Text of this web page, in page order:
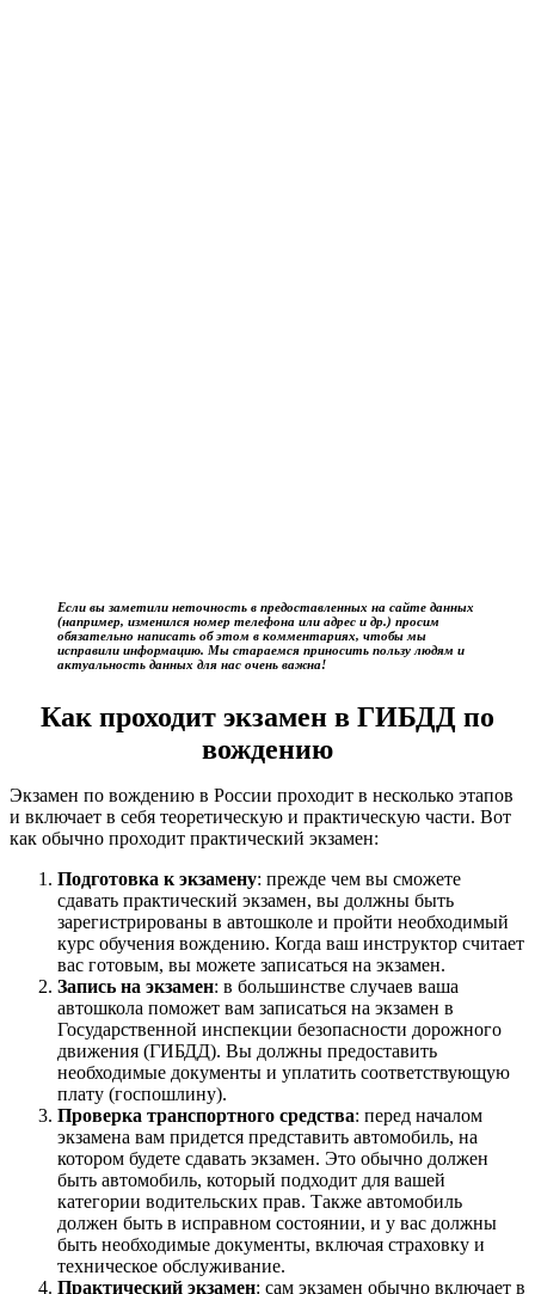
Если вы заметили неточность в предоставленных на сайте данных
(например, изменился номер телефона или адрес и др.) просим
обязательно написать об этом в комментариях, чтобы мы
исправили информацию. Мы стараемся приносить пользу людям и
актуальность данных для нас очень важна!
Как проходит экзамен в ГИБДД по
вождению
Экзамен по вождению в России проходит в несколько этапов
и включает в себя теоретическую и практическую части. Вот
как обычно проходит практический экзамен:
Подготовка к экзамену: прежде чем вы сможете
сдавать практический экзамен, вы должны быть
зарегистрированы в автошколе и пройти необходимый
курс обучения вождению. Когда ваш инструктор считает
вас готовым, вы можете записаться на экзамен.
Запись на экзамен: в большинстве случаев ваша
автошкола поможет вам записаться на экзамен в
Государственной инспекции безопасности дорожного
движения (ГИБДД). Вы должны предоставить
необходимые документы и уплатить соответствующую
плату (госпошлину).
Проверка транспортного средства: перед началом
экзамена вам придется представить автомобиль, на
котором будете сдавать экзамен. Это обычно должен
быть автомобиль, который подходит для вашей
категории водительских прав. Также автомобиль
должен быть в исправном состоянии, и у вас должны
быть необходимые документы, включая страховку и
техническое обслуживание.
Практический экзамен: сам экзамен обычно включает в